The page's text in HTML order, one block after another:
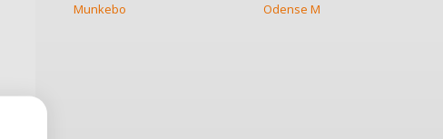
Munkebo
Odense M